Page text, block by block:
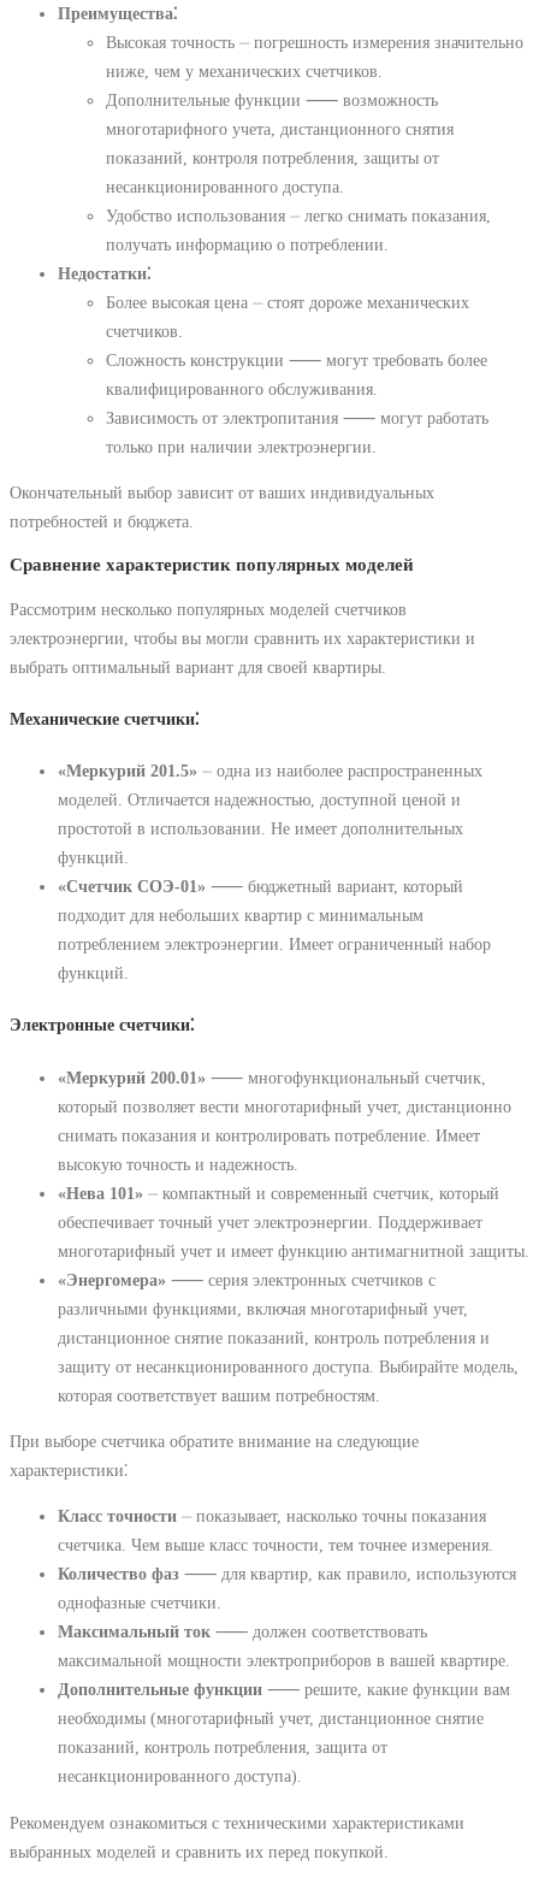
Преимущества⁚
Высокая точность ⏤ погрешность измерения значительно
ниже, чем у механических счетчиков.
Дополнительные функции ⸺ возможность
многотарифного учета, дистанционного снятия
показаний, контроля потребления, защиты от
несанкционированного доступа.
Удобство использования ⏤ легко снимать показания,
получать информацию о потреблении.
Недостатки⁚
Более высокая цена ⏤ стоят дороже механических
счетчиков.
Сложность конструкции ⸺ могут требовать более
квалифицированного обслуживания.
Зависимость от электропитания ⸺ могут работать
только при наличии электроэнергии.
Окончательный выбор зависит от ваших индивидуальных
потребностей и бюджета.
Сравнение характеристик популярных моделей
Рассмотрим несколько популярных моделей счетчиков
электроэнергии, чтобы вы могли сравнить их характеристики и
выбрать оптимальный вариант для своей квартиры.
Механические счетчики⁚
«Меркурий 201.5» ⏤ одна из наиболее распространенных
моделей. Отличается надежностью, доступной ценой и
простотой в использовании. Не имеет дополнительных
функций.
«Счетчик СОЭ-01» ⸺ бюджетный вариант, который
подходит для небольших квартир с минимальным
потреблением электроэнергии. Имеет ограниченный набор
функций.
Электронные счетчики⁚
«Меркурий 200.01» ⸺ многофункциональный счетчик,
который позволяет вести многотарифный учет, дистанционно
снимать показания и контролировать потребление. Имеет
высокую точность и надежность.
«Нева 101» ⏤ компактный и современный счетчик, который
обеспечивает точный учет электроэнергии. Поддерживает
многотарифный учет и имеет функцию антимагнитной защиты.
«Энергомера» ⸺ серия электронных счетчиков с
различными функциями, включая многотарифный учет,
дистанционное снятие показаний, контроль потребления и
защиту от несанкционированного доступа. Выбирайте модель,
которая соответствует вашим потребностям.
При выборе счетчика обратите внимание на следующие
характеристики⁚
Класс точности ⏤ показывает, насколько точны показания
счетчика. Чем выше класс точности, тем точнее измерения.
Количество фаз ⸺ для квартир, как правило, используются
однофазные счетчики.
Максимальный ток ⸺ должен соответствовать
максимальной мощности электроприборов в вашей квартире.
Дополнительные функции ⸺ решите, какие функции вам
необходимы (многотарифный учет, дистанционное снятие
показаний, контроль потребления, защита от
несанкционированного доступа).
Рекомендуем ознакомиться с техническими характеристиками
выбранных моделей и сравнить их перед покупкой.